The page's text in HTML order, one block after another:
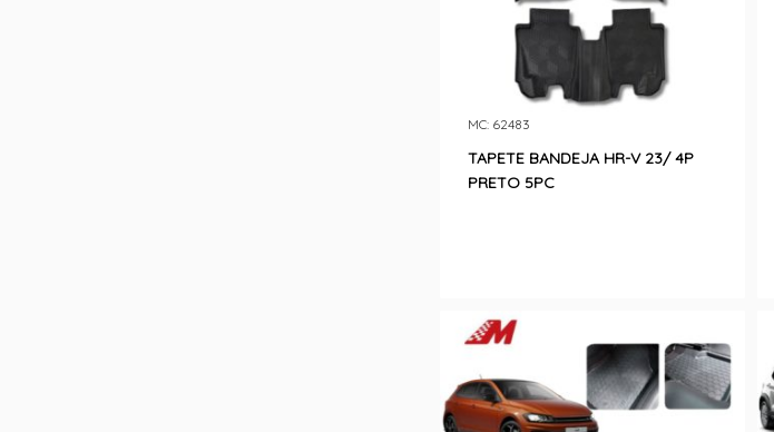
TAPETE BANDEJA HR-V 23/ 4P
PRETO 5PC
MC: 62483